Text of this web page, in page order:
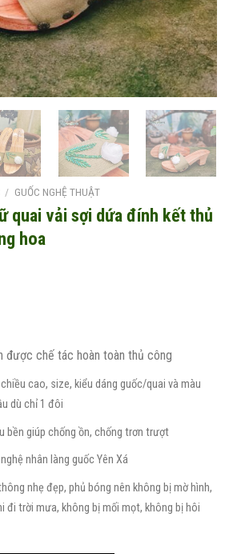
/ GUỐC NGHỆ THUẬT
quai vải sợi dứa đính kết thủ
hoa
được chế tác hoàn toàn thủ công
cao, size, kiểu dáng guốc/quai và màu
dù chỉ 1 đôi
bền giúp chống ồn, chống trơn trượt
nhân làng guốc Yên Xá
nhẹ đẹp, phủ bóng nên không bị mờ hình,
đi trời mưa, không bị mối mọt, không bị hôi